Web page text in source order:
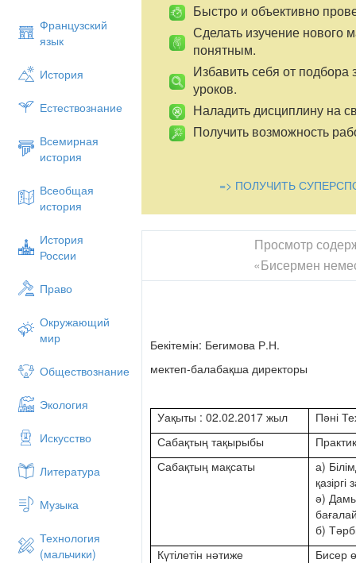
Французский
язык
История
Естествознание
Всемирная
история
Всеобщая
история
История
России
Право
Окружающий
мир
Обществознание
Экология
Искусство
Литература
Музыка
Технология
(мальчики)
Быстро и объективно
Сделать изучение нового
понятным.
Избавить себя от подбора
уроков.
Наладить дисциплину на
Получить возможность
=> ПОЛУЧИТЬ
Просмотр
«Бисермен
Бекітемін: Бегимова Р.Н.
мектеп-балабақша директоры
Уақыты : 02.02.2017 жыл
Пәні
Сабақтың тақырыбы
Сабақтың мақсаты
а)
ә)
б)
Күтілетін нәтиже
Бисер